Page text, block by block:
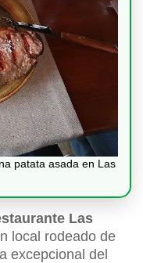
patata asada en Las
Las
local rodeado de
excepcional del